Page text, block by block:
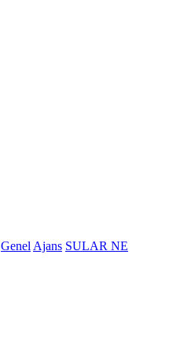
Genel Ajans SULAR NE